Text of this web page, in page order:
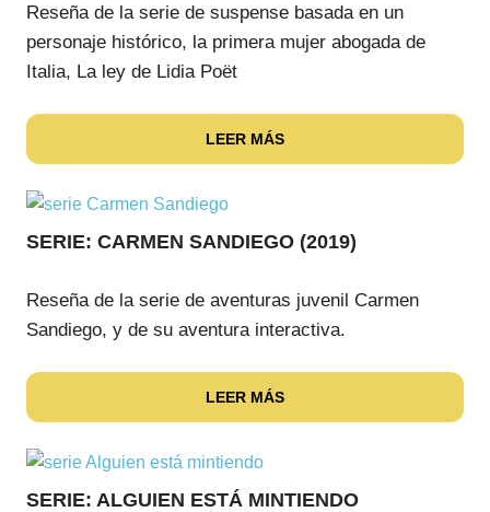
Reseña de la serie de suspense basada en un
personaje histórico, la primera mujer abogada de
Italia, La ley de Lidia Poët
LEER MÁS
SERIE: CARMEN SANDIEGO (2019)
Reseña de la serie de aventuras juvenil Carmen
Sandiego, y de su aventura interactiva.
LEER MÁS
SERIE: ALGUIEN ESTÁ MINTIENDO